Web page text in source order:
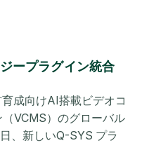
ープラグイン統合
成向けAI搭載ビデオコ
VCMS）のグローバル
、新しいQ-SYS プラ